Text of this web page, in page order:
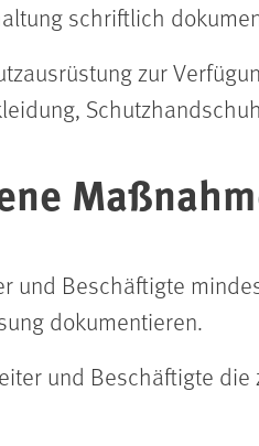
schriftlich
zur
und Beschäftigte
dokumentieren.
und Beschäftigte